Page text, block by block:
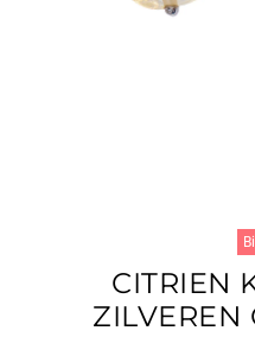
CITRIEN
ZILVEREN